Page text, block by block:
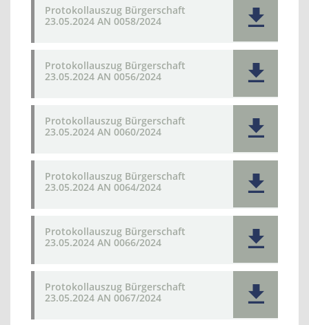
Protokollauszug Bürgerschaft
23.05.2024 AN 0058/2024
Protokollauszug Bürgerschaft
23.05.2024 AN 0056/2024
Protokollauszug Bürgerschaft
23.05.2024 AN 0060/2024
Protokollauszug Bürgerschaft
23.05.2024 AN 0064/2024
Protokollauszug Bürgerschaft
23.05.2024 AN 0066/2024
Protokollauszug Bürgerschaft
23.05.2024 AN 0067/2024